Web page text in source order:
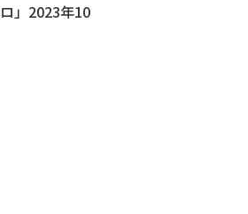
」2023年10